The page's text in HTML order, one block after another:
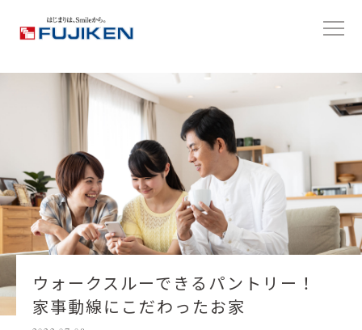
ウォークスルーできるパントリー！
家事動線にこだわったお家